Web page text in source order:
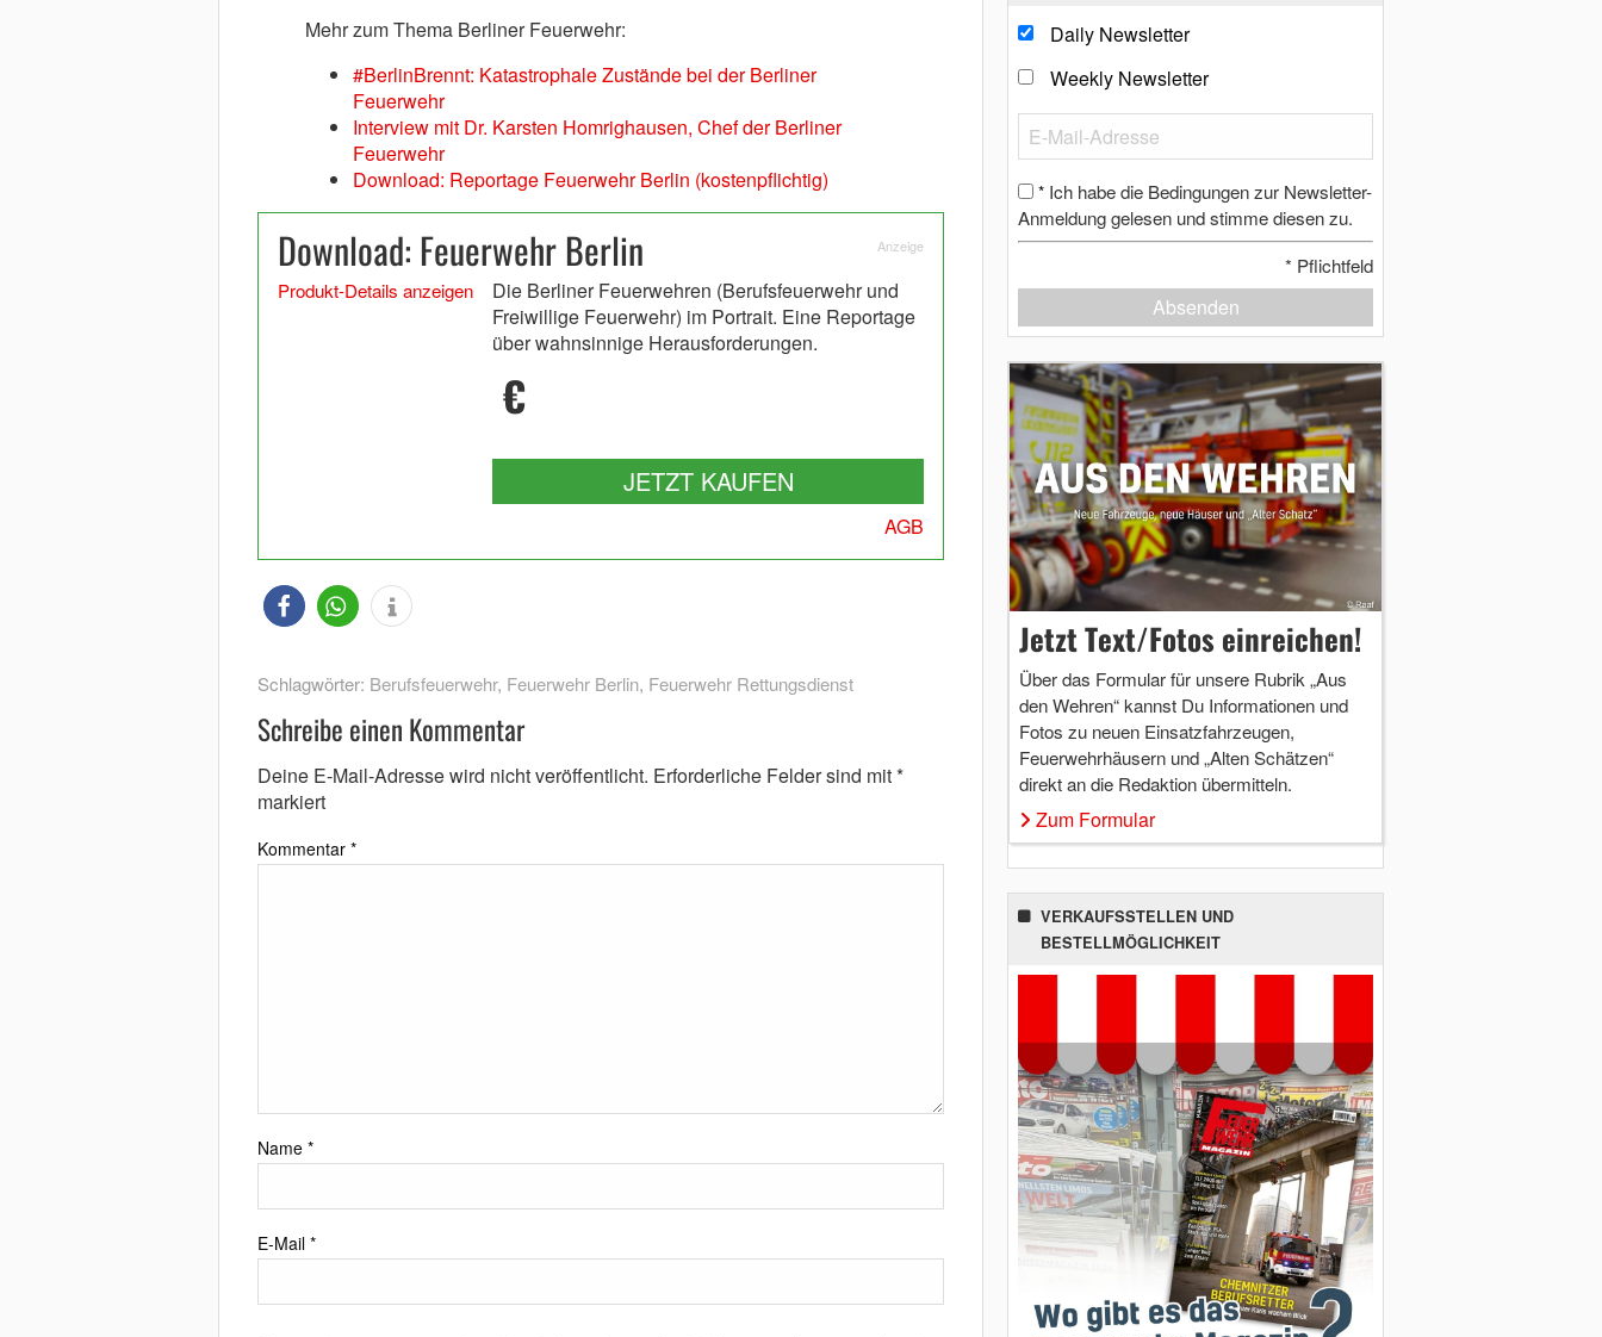
Mehr zum Thema Berliner Feuerwehr:
#BerlinBrennt: Katastrophale Zustände bei der Berliner
Feuerwehr
Interview mit Dr. Karsten Homrighausen, Chef der Berliner
Feuerwehr
Download: Reportage Feuerwehr Berlin (kostenpflichtig)
Download: Feuerwehr Berlin Anzeige
Produkt-Details anzeigen
Die Berliner Feuerwehren (Berufsfeuerwehr und
Freiwillige Feuerwehr) im Portrait. Eine Reportage
über wahnsinnige Herausforderungen.
€
JETZT KAUFEN
AGB
Schlagwörter: Berufsfeuerwehr, Feuerwehr Berlin, Feuerwehr Rettungsdienst
Schreibe einen Kommentar
Deine E-Mail-Adresse wird nicht veröffentlicht. Erforderliche Felder sind mit*
markiert
Kommentar *
Name *
E-Mail *
Daily Newsletter
Weekly Newsletter
* Ich habe die Bedingungen zur Newsletter-
Anmeldung gelesen und stimme diesen zu.
* Pflichtfeld
Absenden
Jetzt Text/Fotos einreichen!
Über das Formular für unsere Rubrik „Aus
den Wehren“ kannst Du Informationen und
Fotos zu neuen Einsatzfahrzeugen,
Feuerwehrhäusern und „Alten Schätzen“
direkt an die Redaktion übermitteln.
Zum Formular
VERKAUFSSTELLEN UND
BESTELLMÖGLICHKEIT